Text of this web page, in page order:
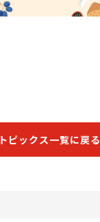
トピックス一覧に戻る